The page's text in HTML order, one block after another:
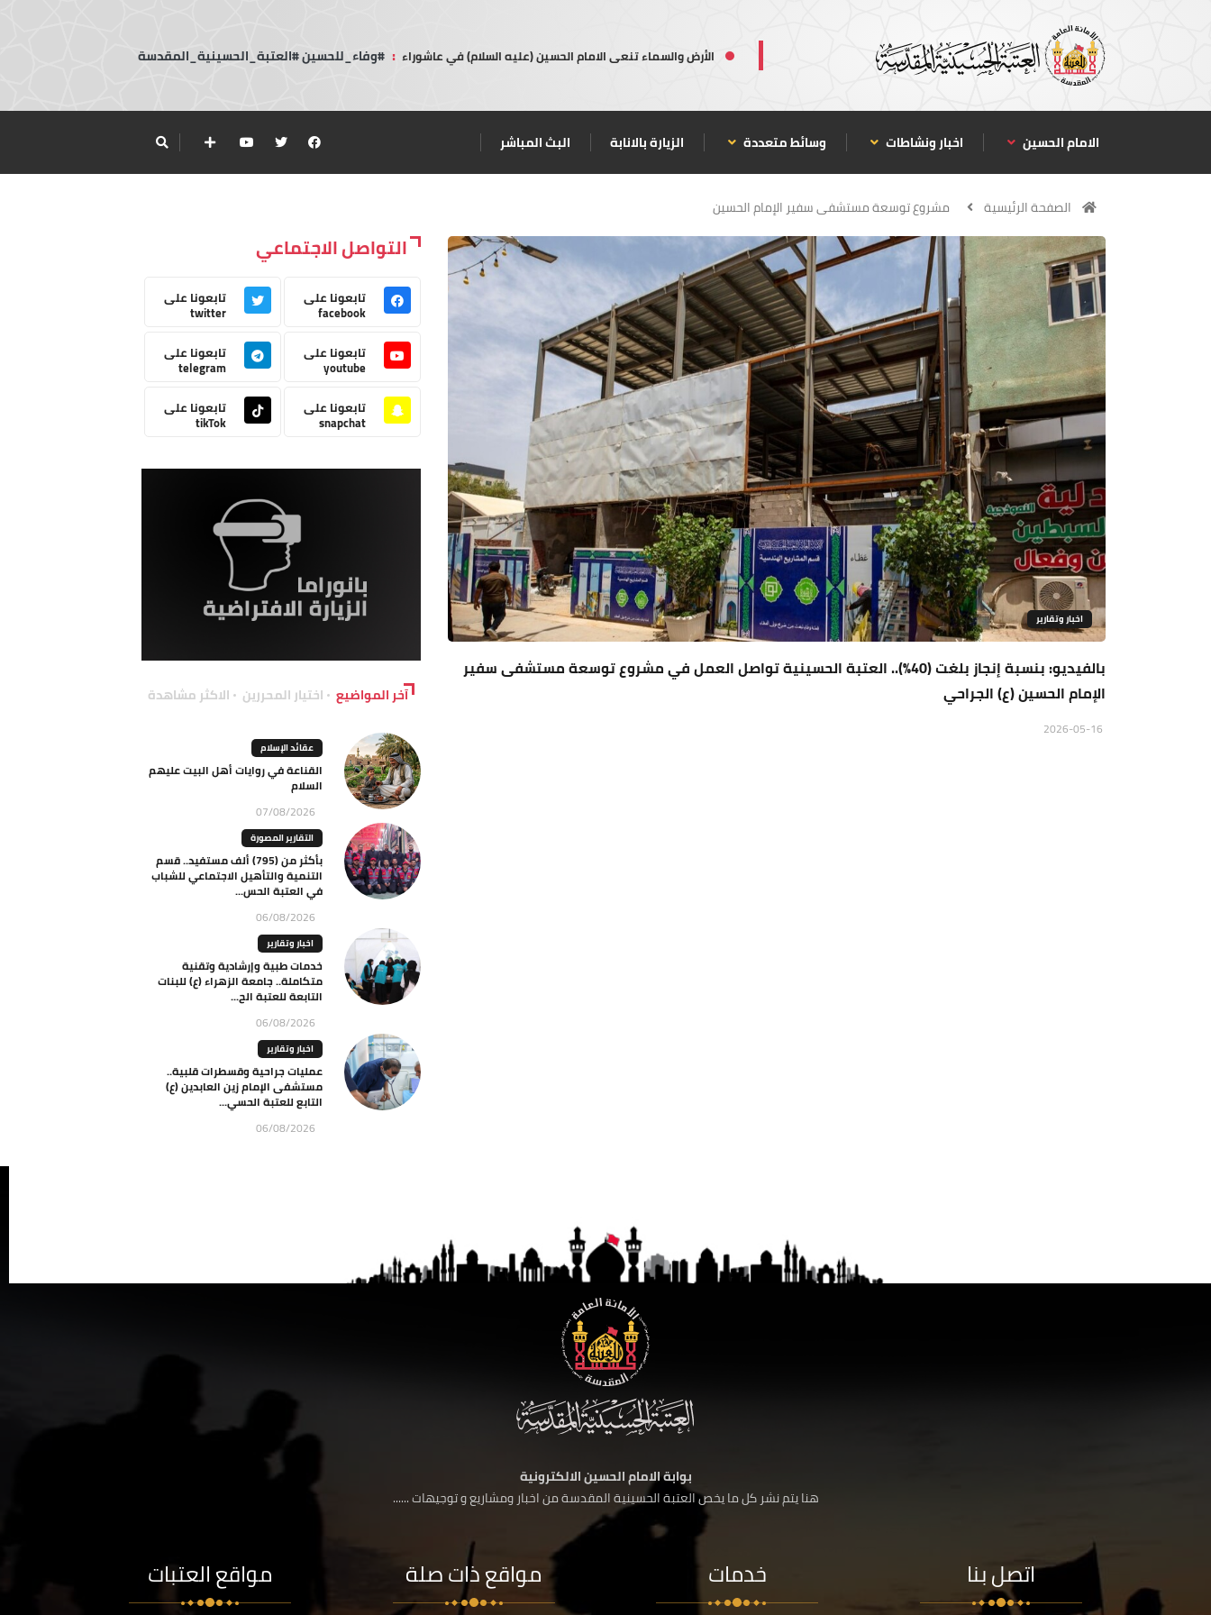
الأرض والسماء تنعى الامام الحسين (عليه السلام) في عاشوراء : #وفاء_للحسين #العتبة_الحسينية_المقدسة
الامام الحسين اخبار ونشاطات وسائط متعددة الزيارة بالانابة البث المباشر
الصفحة الرئيسية مشروع توسعة مستشفى سفير الإمام الحسين
اخبار وتقارير
بالفيديو: بنسبة إنجاز بلغت (40%).. العتبة الحسينية تواصل العمل في مشروع توسعة مستشفى سفير
الإمام الحسين (ع) الجراحي
التواصل الاجتماعي
تابعونا على
facebook
تابعونا على
twitter
تابعونا على
youtube
تابعونا على
telegram
تابعونا على
snapchat
تابعونا على
tikTok
آخر المواضيع اختيار المحررين الاكثر مشاهدة
عقائد الإسلام
القناعة في روايات أهل البيت عليهم
السلام
07/08/2026
التقارير المصورة
بأكثر من (795) ألف مستفيد.. قسم
التنمية والتأهيل الاجتماعي للشباب
في العتبة الحس...
06/08/2026
اخبار وتقارير
خدمات طبية وإرشادية وتقنية
متكاملة.. جامعة الزهراء (ع) للبنات
التابعة للعتبة الح...
06/08/2026
اخبار وتقارير
عمليات جراحية وقسطرات قلبية..
مستشفى الإمام زين العابدين (ع)
التابع للعتبة الحسي...
06/08/2026
بوابة الامام الحسين الالكترونية
هنا يتم نشر كل ما يخص العتبة الحسينية المقدسة من اخبار ومشاريع و توجيهات ......
اتصل بنا خدمات مواقع ذات صلة مواقع العتبات